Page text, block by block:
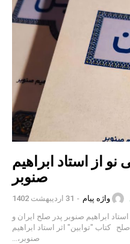
نو از استاد ابراهیم
صنوبر
واژه پیام - 31 اردیبهشت 1402
ابراهیم صنوبر پدر صلح ایران و
مدیرعامل موسسه بین المللی سفیران صلح کتاب "توابین" اثر استاد ابراهیم
صنوبر،...